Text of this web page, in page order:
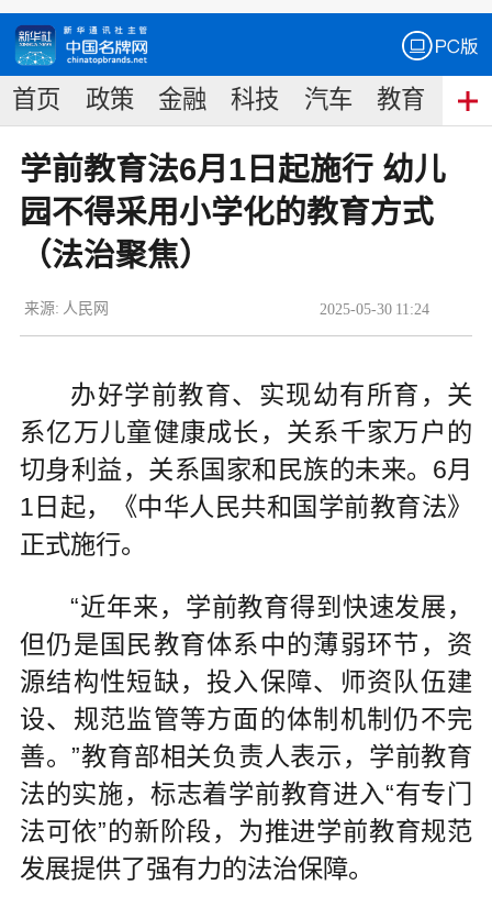
首页 政策 金融 科技 汽车 教育 食
学前教育法6月1日起施行 幼儿
园不得采用小学化的教育方式
（法治聚焦）
2025-05-30 11:24
来源: 人民网
办好学前教育、实现幼有所育，关
系亿万儿童健康成长，关系千家万户的
切身利益，关系国家和民族的未来。6月
1日起，《中华人民共和国学前教育法》
正式施行。
“近年来，学前教育得到快速发展，
但仍是国民教育体系中的薄弱环节，资
源结构性短缺，投入保障、师资队伍建
设、规范监管等方面的体制机制仍不完
善。”教育部相关负责人表示，学前教育
法的实施，标志着学前教育进入“有专门
法可依”的新阶段，为推进学前教育规范
发展提供了强有力的法治保障。